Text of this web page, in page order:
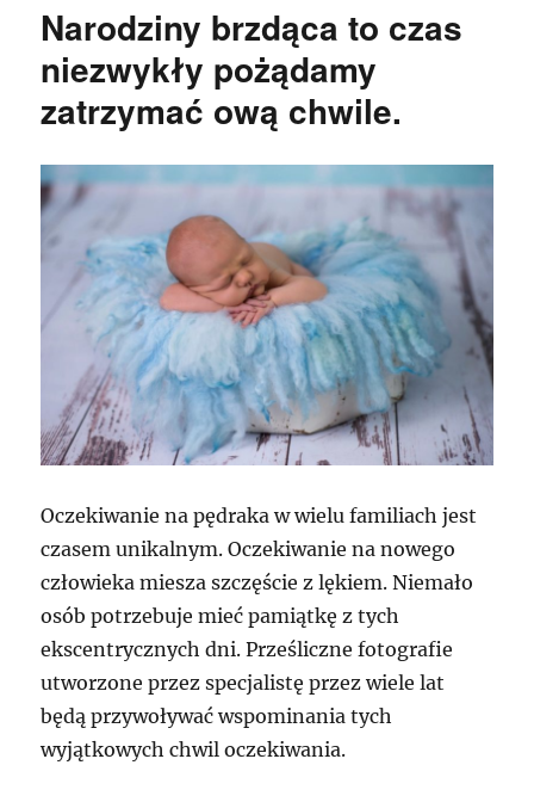
Narodziny brzdąca to czas
niezwykły pożądamy
zatrzymać ową chwile.
Oczekiwanie na pędraka w wielu familiach jest
czasem unikalnym. Oczekiwanie na nowego
człowieka miesza szczęście z lękiem. Niemało
osób potrzebuje mieć pamiątkę z tych
ekscentrycznych dni. Prześliczne fotografie
utworzone przez specjalistę przez wiele lat
będą przywoływać wspominania tych
wyjątkowych chwil oczekiwania.